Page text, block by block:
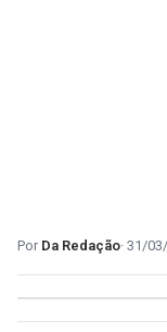
Da Redação 31/